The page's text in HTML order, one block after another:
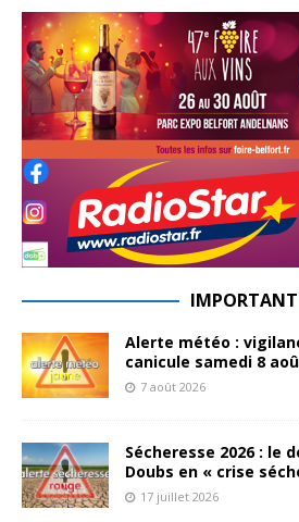
IMPORTANT
Alerte météo :
canicule samedi 8
7 août 2026
Sécheresse 2026 : le
Doubs en « crise
17 juillet 2026